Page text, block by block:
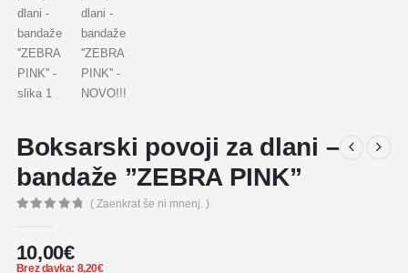
Boksarski povoji za dlani –
bandaže ”ZEBRA PINK”
( Zaenkrat še ni mnenj. )
10,00€
Brez davka: 8,20€